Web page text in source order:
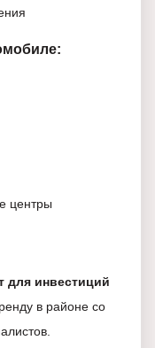
центры
для инвестиций
в районе со